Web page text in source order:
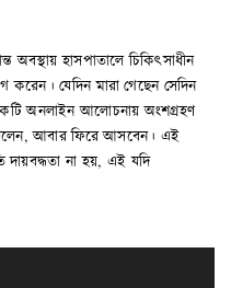
অবস্থায় হাসপাতালে চিকিৎসাধীন
করেন। যেদিন মারা গেছেন সেদিন
অনলাইন আলোচনায় অংশগ্রহণ
আবার ফিরে আসবেন। এই
দায়বদ্ধতা না হয়, এই যদি